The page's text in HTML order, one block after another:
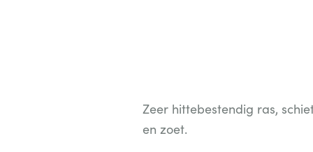
Zeer hittebestendig ras,
en zoet.